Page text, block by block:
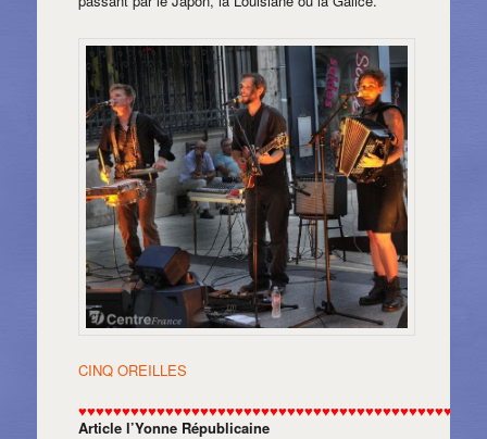
CINQ OREILLES
Article l’Yonne Républicaine